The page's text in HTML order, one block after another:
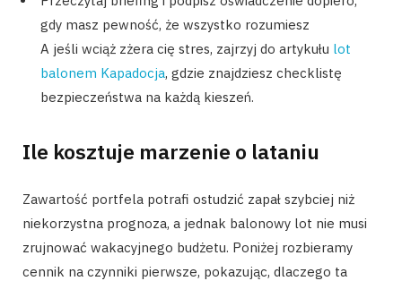
gdy masz pewność, że wszystko rozumiesz
A jeśli wciąż zżera cię stres, zajrzyj do artykułu lot
balonem Kapadocja, gdzie znajdziesz checklistę
bezpieczeństwa na każdą kieszeń.
Ile kosztuje marzenie o lataniu
Zawartość portfela potrafi ostudzić zapał szybciej niż
niekorzystna prognoza, a jednak balonowy lot nie musi
zrujnować wakacyjnego budżetu. Poniżej rozbieramy
cennik na czynniki pierwsze, pokazując, dlaczego ta